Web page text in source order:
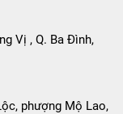
Vị , Q. Ba Đình,
phượng Mộ Lao,